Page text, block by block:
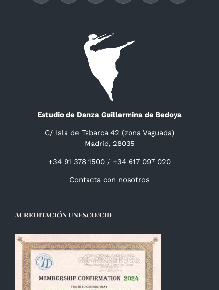
Estudio de Danza Guillermina de Bedoya
C/ Isla de Tabarca 42 (zona Vaguada)
Madrid, 28035
+34 91 378 1500 / +34 617 097 020
Contacta con nosotros
ACREDITACIÓN UNESCO/CID